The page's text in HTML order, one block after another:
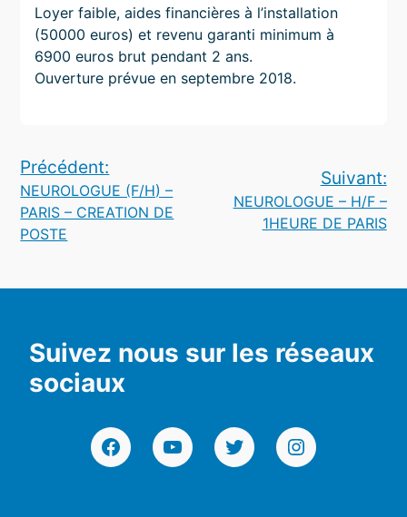
Loyer faible, aides financières à l’installation
(50000 euros) et revenu garanti minimum à
6900 euros brut pendant 2 ans.
Ouverture prévue en septembre 2018.
Navigation
de
l’article
Précédent:
NEUROLOGUE (F/H) –
PARIS – CREATION DE
POSTE
Suivant:
NEUROLOGUE – H/F –
1HEURE DE PARIS
Suivez nous sur les réseaux
sociaux
FacebookYouTubeTwitterInstagram